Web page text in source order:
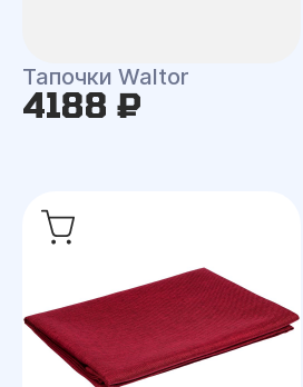
Тапочки Waltor
4188 ₽